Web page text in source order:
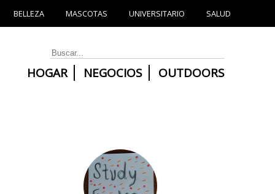
BELLEZA MASCOTAS UNIVERSITARIO SALUD
HOGAR NEGOCIOS OUTDOORS